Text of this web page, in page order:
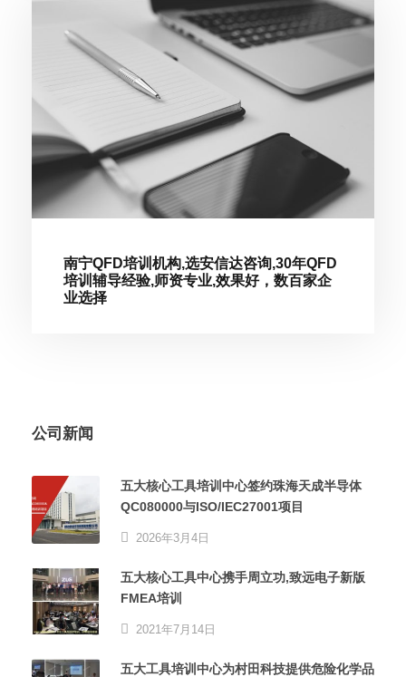
南宁QFD培训机构,选安信达咨询,30年QFD
培训辅导经验,师资专业,效果好，数百家企
业选择
公司新闻
五大核心工具培训中心签约珠海天成半导体
QC080000与ISO/IEC27001项目
2026年3月4日
五大核心工具中心携手周立功,致远电子新版
FMEA培训
2021年7月14日
五大工具培训中心为村田科技提供危险化学品